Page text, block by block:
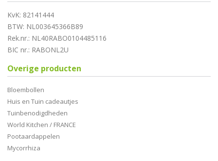
KvK: 82141444
BTW: NL003645366B89
Rek.nr.: NL40RABO0104485116
BIC nr.: RABONL2U
Overige producten
Bloembollen
Huis en Tuin cadeautjes
Tuinbenodigdheden
World Kitchen / FRANCE
Pootaardappelen
Mycorrhiza